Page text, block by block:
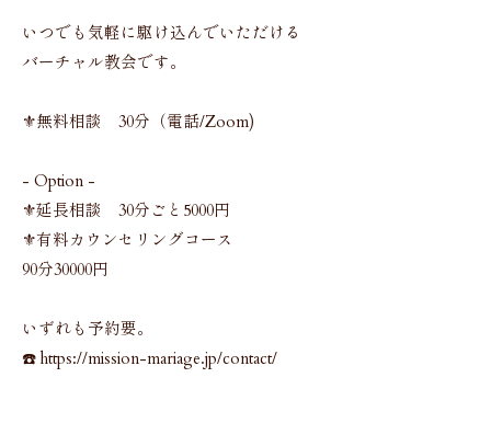
いつでも気軽に駆け込んでいただける
バーチャル教会です。
⚜️無料相談 30分（電話/Zoom)
- Option -
⚜️延長相談 30分ごと5000円
⚜️有料カウンセリングコース
90分30000円
いずれも予約要。
☎️ https://mission-mariage.jp/contact/